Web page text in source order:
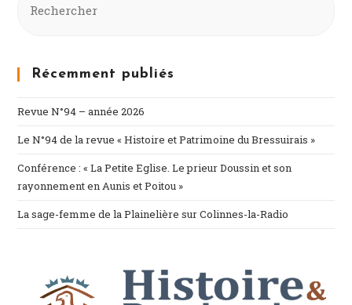
Récemment publiés
Revue N°94 – année 2026
Le N°94 de la revue « Histoire et Patrimoine du Bressuirais »
Conférence : « La Petite Eglise. Le prieur Doussin et son
rayonnement en Aunis et Poitou »
La sage-femme de la Plainelière sur Colinnes-la-Radio